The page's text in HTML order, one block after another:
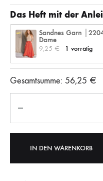
Das Heft mit der
Sandnes Garn
Dame
9,25 € 1 vorrätig
Gesamtsumme: 56,25 €
Anzahl
IN DEN WARENKORB